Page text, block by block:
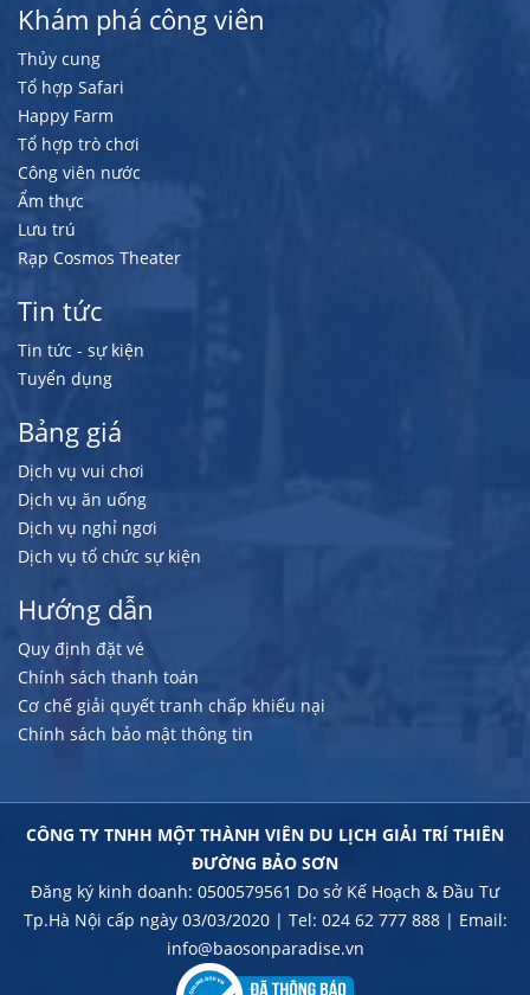
Khám phá công viên
Thủy cung
Tổ hợp Safari
Happy Farm
Tổ hợp trò chơi
Công viên nước
Ẩm thực
Lưu trú
Rạp Cosmos Theater
Tin tức
Tin tức - sự kiện
Tuyển dụng
Bảng giá
Dịch vụ vui chơi
Dịch vụ ăn uống
Dịch vụ nghỉ ngơi
Dịch vụ tổ chức sự kiện
Hướng dẫn
Quy định đặt vé
Chính sách thanh toán
Cơ chế giải quyết tranh chấp khiếu nại
Chính sách bảo mật thông tin
CÔNG TY TNHH MỘT THÀNH VIÊN DU LỊCH GIẢI TRÍ THIÊN
ĐƯỜNG BẢO SƠN
Đăng ký kinh doanh: 0500579561 Do sở Kế Hoạch & Đầu Tư
Tp.Hà Nội cấp ngày 03/03/2020 | Tel: 024 62 777 888 | Email:
info@baosonparadise.vn